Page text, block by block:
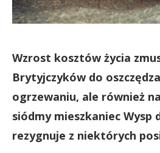
Wzrost kosztów życia
Brytyjczyków do
ogrzewaniu, ale również
siódmy mieszkaniec Wysp
rezygnuje z niektórych